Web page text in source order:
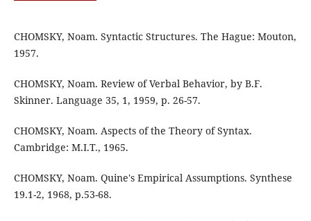
CHOMSKY, Noam. Syntactic Structures. The Hague: Mouton,
1957.
CHOMSKY, Noam. Review of Verbal Behavior, by B.F.
Skinner. Language 35, 1, 1959, p. 26-57.
CHOMSKY, Noam. Aspects of the Theory of Syntax.
Cambridge: M.I.T., 1965.
CHOMSKY, Noam. Quine's Empirical Assumptions. Synthese
19.1-2, 1968, p.53-68.